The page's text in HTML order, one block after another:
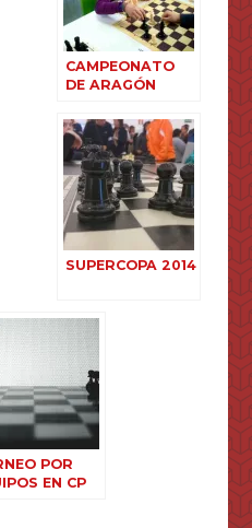
CAMPEONATO
DE ARAGÓN
SUPERCOPA 2014
POR
EN CP